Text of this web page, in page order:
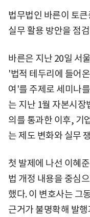
법무법인 바른이 토
실무 활용 방안을 점
바른은 지난 20일 서
'법적 테두리에 들어
여'를 주제로 세미나
는 지난 1월 자본시장
의를 통과한 이후, 기
는 제도 변화와 실무
첫 발제에 나선 이혜
법 개정 내용을 중심
했다. 이 변호사는 그
근거가 불명확해 발